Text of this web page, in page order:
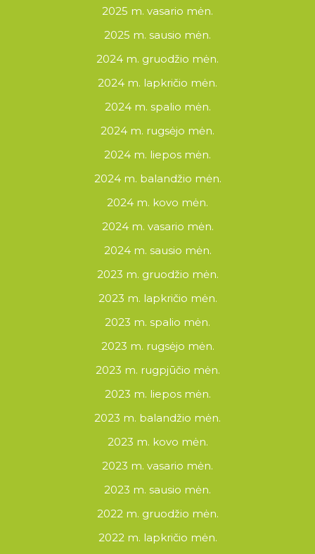
2025 m. vasario mėn.
2025 m. sausio mėn.
2024 m. gruodžio mėn.
2024 m. lapkričio mėn.
2024 m. spalio mėn.
2024 m. rugsėjo mėn.
2024 m. liepos mėn.
2024 m. balandžio mėn.
2024 m. kovo mėn.
2024 m. vasario mėn.
2024 m. sausio mėn.
2023 m. gruodžio mėn.
2023 m. lapkričio mėn.
2023 m. spalio mėn.
2023 m. rugsėjo mėn.
2023 m. rugpjūčio mėn.
2023 m. liepos mėn.
2023 m. balandžio mėn.
2023 m. kovo mėn.
2023 m. vasario mėn.
2023 m. sausio mėn.
2022 m. gruodžio mėn.
2022 m. lapkričio mėn.